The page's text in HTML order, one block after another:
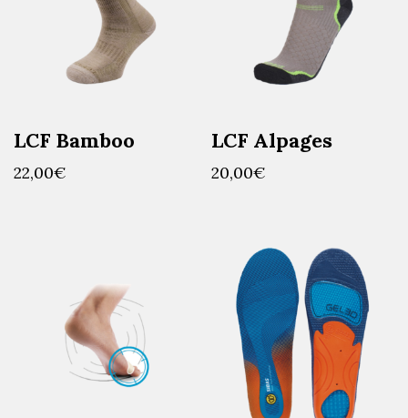
LCF Bamboo
22,00€
LCF Alpages
20,00€